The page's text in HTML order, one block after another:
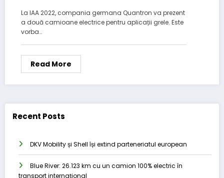
La IAA 2022, compania germana Quantron va prezent
a două camioane electrice pentru aplicații grele. Este
vorba…
Read More
Recent Posts
DKV Mobility și Shell își extind parteneriatul european
Blue River: 26.123 km cu un camion 100% electric în
transport internațional